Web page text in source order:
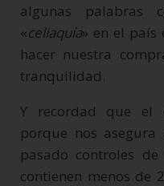
algunas palabras
«celiaquía» en el país
hacer nuestra
tranquilidad.
Y recordad que el
porque nos
pasado controles
contienen menos de